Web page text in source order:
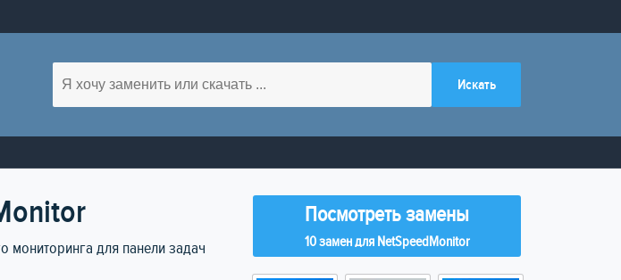
мониторинга для панели задач
Посмотреть замены
10 замен для NetSpeedMonitor